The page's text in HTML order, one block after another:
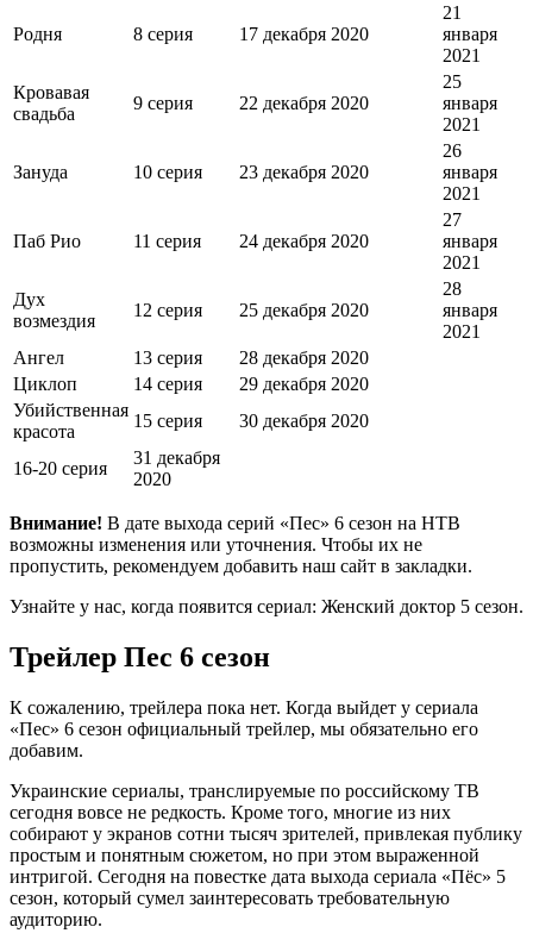
Родня 8 серия 17 декабря 2020
21
января
2021
Кровавая
свадьба
9 серия 22 декабря 2020
25
января
2021
Зануда 10 серия 23 декабря 2020
26
января
2021
Паб Рио 11 серия 24 декабря 2020
27
января
2021
Дух
возмездия
12 серия 25 декабря 2020
28
января
2021
Ангел
13 серия
28 декабря 2020
Циклоп
14 серия
29 декабря 2020
Убийственная
красота
15 серия 30 декабря 2020
16-20 серия
31 декабря
2020
Внимание! В дате выхода серий «Пес» 6 сезон на НТВ
возможны изменения или уточнения. Чтобы их не
пропустить, рекомендуем добавить наш сайт в закладки.
Узнайте у нас, когда появится сериал: Женский доктор 5 сезон.
Трейлер Пес 6 сезон
К сожалению, трейлера пока нет. Когда выйдет у сериала
«Пес» 6 сезон официальный трейлер, мы обязательно его
добавим.
Украинские сериалы, транслируемые по российскому ТВ
сегодня вовсе не редкость. Кроме того, многие из них
собирают у экранов сотни тысяч зрителей, привлекая публику
простым и понятным сюжетом, но при этом выраженной
интригой. Сегодня на повестке дата выхода сериала «Пёс» 5
сезон, который сумел заинтересовать требовательную
аудиторию.